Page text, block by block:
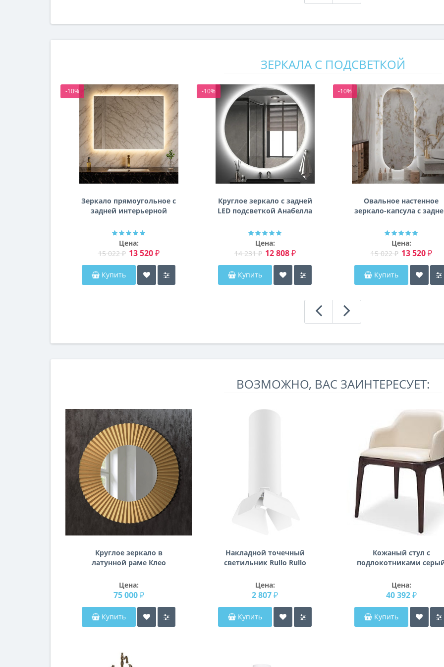
ЗЕРКАЛА С ПОДСВЕТКОЙ
-10%
Зеркало прямоугольное с
задней интерьерной
Далтон
Цена:
15 022 ₽ 13 520 ₽
Купить
-10%
Круглое зеркало с задней
LED подсветкой Анабелла
Цена:
14 231 ₽ 12 808 ₽
Купить
-10%
Овальное настенное
зеркало-капсула с
Мэриэнн
Цена:
15 022 ₽ 13 520 ₽
Купить
ВОЗМОЖНО, ВАС ЗАИНТЕРЕСУЕТ:
Круглое зеркало в
латунной раме Клео
Цена:
75 000 ₽
Купить
Накладной точечный
светильник Rullo Rullo
Цена:
2 807 ₽
Купить
Кожаный стул с
подлокотниками
кожа)
Цена:
40 392 ₽
Купить